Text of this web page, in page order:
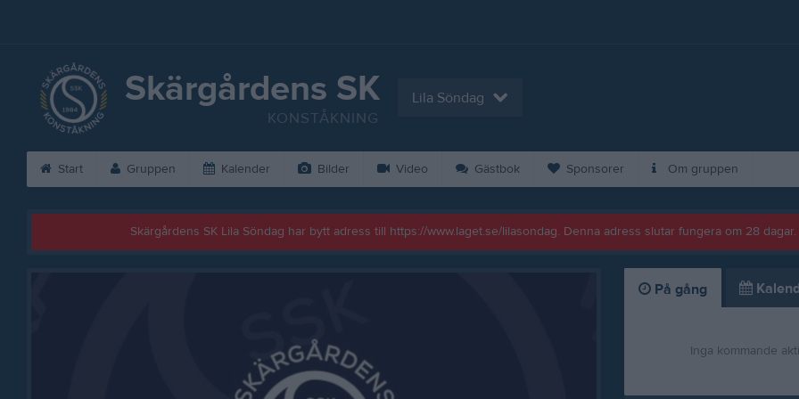
Skärgårdens SK
KONSTÅKNING
Lila Söndag
Start Gruppen Kalender Bilder Video Gästbok Sponsorer Om gruppen
Skärgårdens SK Lila Söndag har bytt adress till https://www.laget.se/lilasondag. Denna adress slutar fungera om 28 dagar.
På gång
Inga kommande